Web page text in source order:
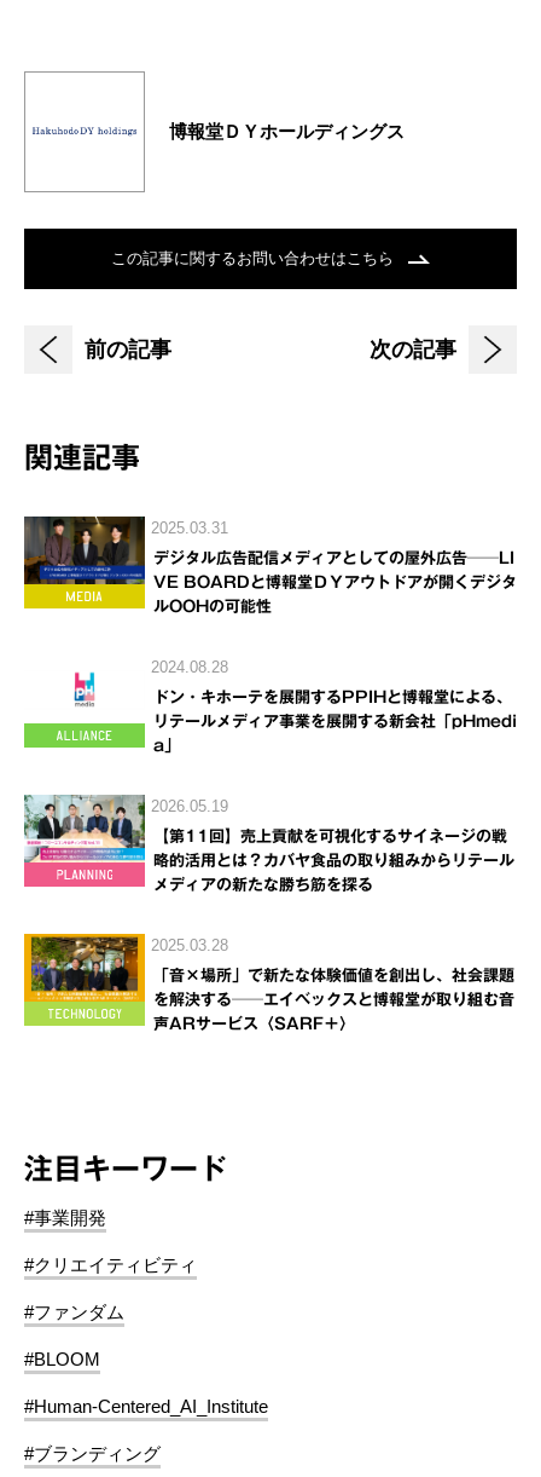
博報堂ＤＹホールディングス
この記事に関するお問い合わせはこちら
前の記事 次の記事
関連記事
2025.03.31
デジタル広告配信メディアとしての屋外広告──LI
VE BOARDと博報堂ＤＹアウトドアが開くデジタ
ルOOHの可能性
2024.08.28
ドン・キホーテを展開するPPIHと博報堂による、
リテールメディア事業を展開する新会社「pHmedi
a」
2026.05.19
【第11回】売上貢献を可視化するサイネージの戦
略的活用とは？カバヤ食品の取り組みからリテール
メディアの新たな勝ち筋を探る
2025.03.28
「音×場所」で新たな体験価値を創出し、社会課題
を解決する──エイベックスと博報堂が取り組む音
声ARサービス〈SARF＋〉
注目キーワード
#事業開発
#クリエイティビティ
#ファンダム
#BLOOM
#Human-Centered_AI_Institute
#ブランディング